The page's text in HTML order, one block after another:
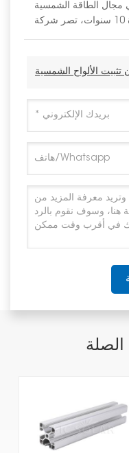
الطاقة الشمسية
تثبيت الألواح الشمسية